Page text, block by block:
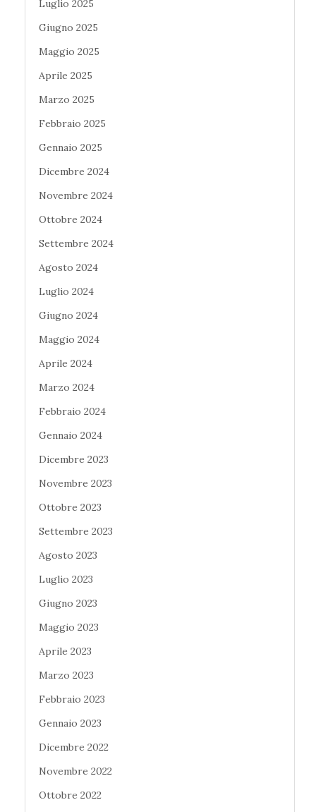
Luglio 2025
Giugno 2025
Maggio 2025
Aprile 2025
Marzo 2025
Febbraio 2025
Gennaio 2025
Dicembre 2024
Novembre 2024
Ottobre 2024
Settembre 2024
Agosto 2024
Luglio 2024
Giugno 2024
Maggio 2024
Aprile 2024
Marzo 2024
Febbraio 2024
Gennaio 2024
Dicembre 2023
Novembre 2023
Ottobre 2023
Settembre 2023
Agosto 2023
Luglio 2023
Giugno 2023
Maggio 2023
Aprile 2023
Marzo 2023
Febbraio 2023
Gennaio 2023
Dicembre 2022
Novembre 2022
Ottobre 2022